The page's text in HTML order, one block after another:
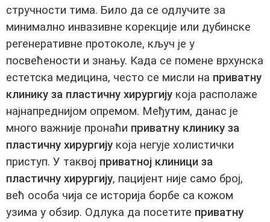
стручности тима. Било да се одлучите за
минимално инвазивне корекције или дубинске
регенеративне протоколе, кључ је у
посвећености и знању. Када се помене врхунска
естетска медицина, често се мисли на приватну
клинику за пластичну хирургију која располаже
најнапреднијом опремом. Међутим, данас је
много важније пронаћи приватну клинику за
пластичну хирургију која негује холистички
приступ. У таквој приватној клиници за
пластичну хирургију, пацијент није само број,
већ особа чија се историја борбе са кожом
узима у обзир. Одлука да посетите приватну